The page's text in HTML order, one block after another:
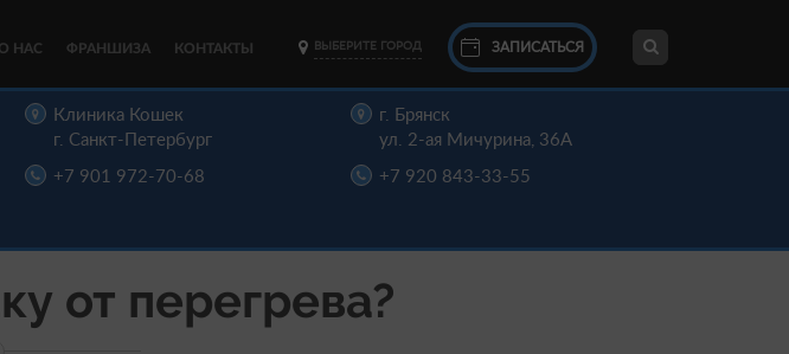
О НАС ФРАНШИЗА КОНТАКТЫ ВЫБЕРИТЕ ГОРОД ЗАПИСАТЬСЯ
Клиника Кошек
г. Санкт-Петербург
+7 901 972-70-68
г. Брянск
ул. 2-ая Мичурина, 36А
+7 920 843-33-55
от перегрева?